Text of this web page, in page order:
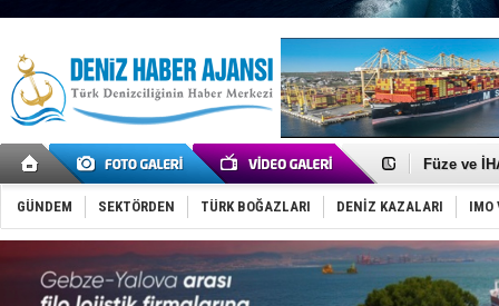
MV
Denizde
Füze ve
Uzmanlar
Gemi
Dron
'REGAL 1'
Gemide 5
GÜNDEM SEKTÖRDEN TÜRK BOĞAZLARI DENİZ KAZALARI IMO